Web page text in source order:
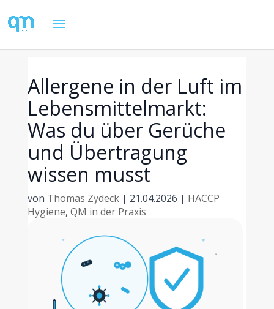
Allergene in der Luft im
Lebensmittelmarkt:
Was du über Gerüche
und Übertragung
wissen musst
von Thomas Zydeck| 21.04.2026 | HACCP
Hygiene, QM in der Praxis